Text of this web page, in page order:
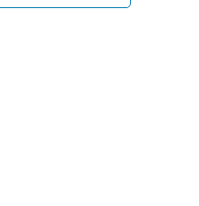
変更する
る